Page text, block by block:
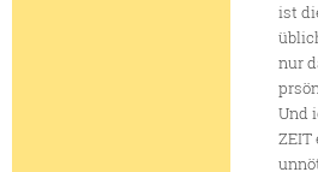
ist
nur
Und